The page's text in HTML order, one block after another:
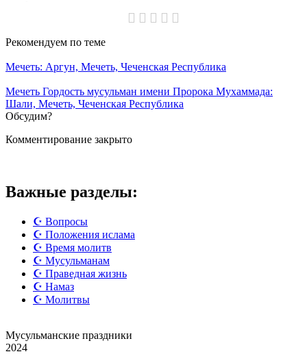
Рекомендуем по теме
Мечеть: Аргун, Мечеть, Чеченская Республика
Мечеть Гордость мусульман имени Пророка Мухаммада:
Шали, Мечеть, Чеченская Республика
Обсудим?
Комментирование закрыто
Важные разделы:
☪️ Вопросы
☪️ Положения ислама
☪️ Время молитв
☪️ Мусульманам
☪️ Праведная жизнь
☪️ Намаз
☪️ Молитвы
Мусульманские праздники
2024